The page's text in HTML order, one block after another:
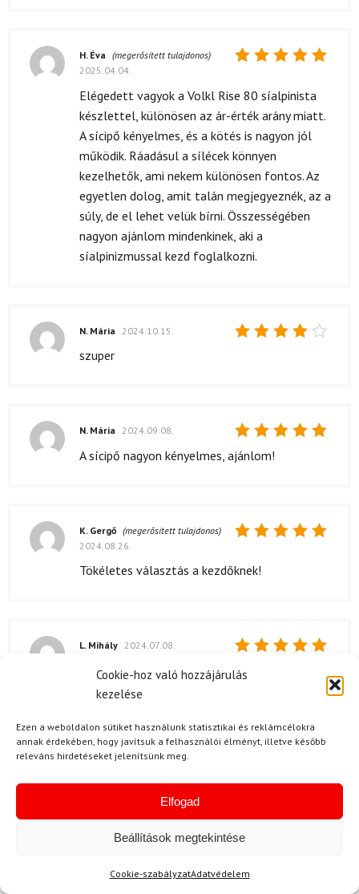
Cookie-hoz való hozzájárulás
kezelése
Ezen a weboldalon sütiket használunk statisztikai és reklámcélokra
annak érdekében, hogy javítsuk a felhasználói élményt, illetve később
releváns hirdetéseket jelenítsünk meg.
Elfogad
Beállítások megtekintése
Cookie-szabályzatAdatvédelem
5/ 5
H. Éva (megerősített tulajdonos)
2025.04.04.
Elégedett vagyok a Volkl Rise 80 síalpinista
készlettel, különösen az ár-érték arány miatt.
A sícipő kényelmes, és a kötés is nagyon jól
működik. Ráadásul a sílécek könnyen
kezelhetők, ami nekem különösen fontos. Az
egyetlen dolog, amit talán megjegyeznék, az a
súly, de el lehet velük bírni. Összességében
nagyon ajánlom mindenkinek, aki a
síalpinizmussal kezd foglalkozni.
N. Mária 2024.10.15.
szuper
Értékelés:
5
N. Mária 2024.09.08.
A sícipő nagyon kényelmes, ajánlom!
5/ 5
K. Gergő (megerősített tulajdonos)
2024.08.26.
Tökéletes választás a kezdőknek!
5/ 5
L. Mihály 2024.07.08.
Nagyon elégedett vagyok a Volkl Rise 80
síalpinista készlettel. A minősége egyszerűen
kiválóan tartja a stabilitást a lejtőkön.
4
2024.06.03.
A kiszállítás normális volt.